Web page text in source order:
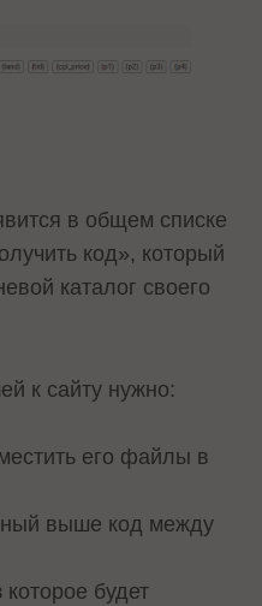
в общем списке
код», который
каталог своего
к сайту нужно:
его файлы в
выше код между
будет